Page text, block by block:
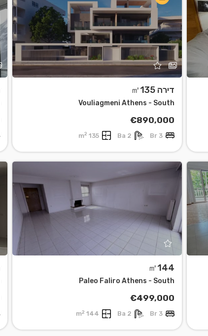
19
דירה ㎡135
Vouliagmeni Athens - South
€890,000
3 Br
2 Ba
135 m
2
㎡144
Paleo Faliro Athens - South
€499,000
3 Br
2 Ba
144 m
2